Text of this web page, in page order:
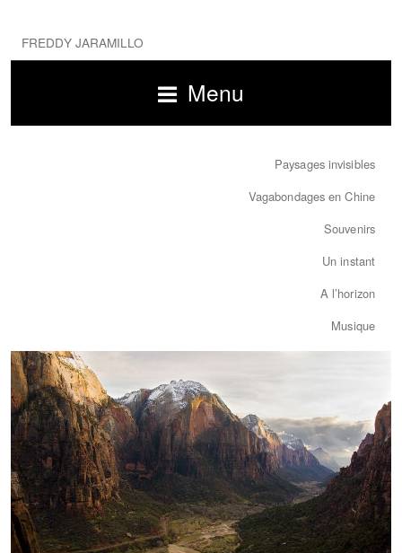
FREDDY JARAMILLO
Menu
Paysages invisibles
Vagabondages en Chine
Souvenirs
Un instant
A l’horizon
Musique